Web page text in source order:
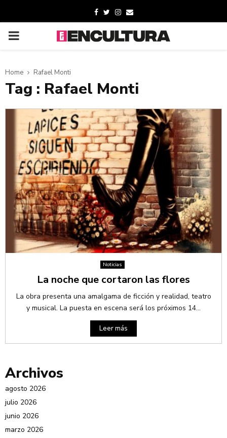
Home Rafael Monti
Tag : Rafael Monti
Noticias
La noche que cortaron las flores
La obra presenta una amalgama de ficción y realidad, teatro
y musical. La puesta en escena será los próximos 14...
Leer más
Archivos
agosto 2026
julio 2026
junio 2026
marzo 2026